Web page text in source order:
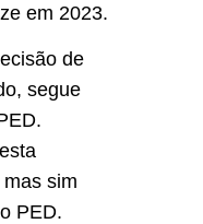
em 2023.
de
segue
sim
PED.